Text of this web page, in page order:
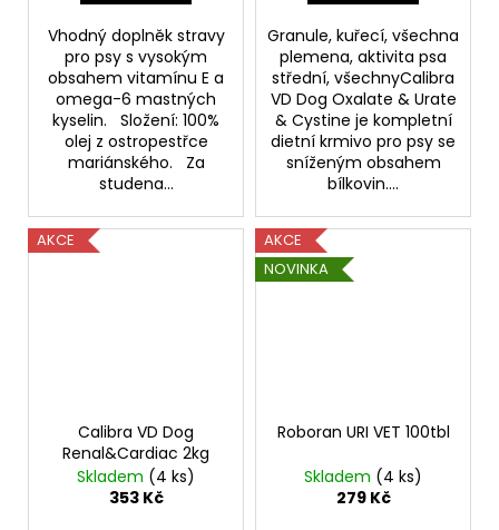
Vhodný doplněk stravy
pro psy s vysokým
obsahem vitamínu E a
omega-6 mastných
kyselin. Složení: 100%
olej z ostropestřce
mariánského. Za
studena...
Granule, kuřecí, všechna
plemena, aktivita psa
střední, všechnyCalibra
VD Dog Oxalate & Urate
& Cystine je kompletní
dietní krmivo pro psy se
sníženým obsahem
bílkovin....
AKCE
Calibra VD Dog
Renal&Cardiac 2kg
Skladem (4 ks)
353 Kč
AKCE
NOVINKA
Roboran URI VET 100tbl
Skladem (4 ks)
279 Kč